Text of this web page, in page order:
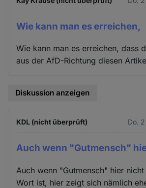
Wie kann man es erreichen,
Wie kann man es erreichen, dass
aus der AfD-Richtung diesen
Diskussion anzeigen
KDL (nicht überprüft) Do.
Auch wenn "Gutmensch"
Auch wenn "Gutmensch" hier
Wort ist, hier zeigt sich nämlich